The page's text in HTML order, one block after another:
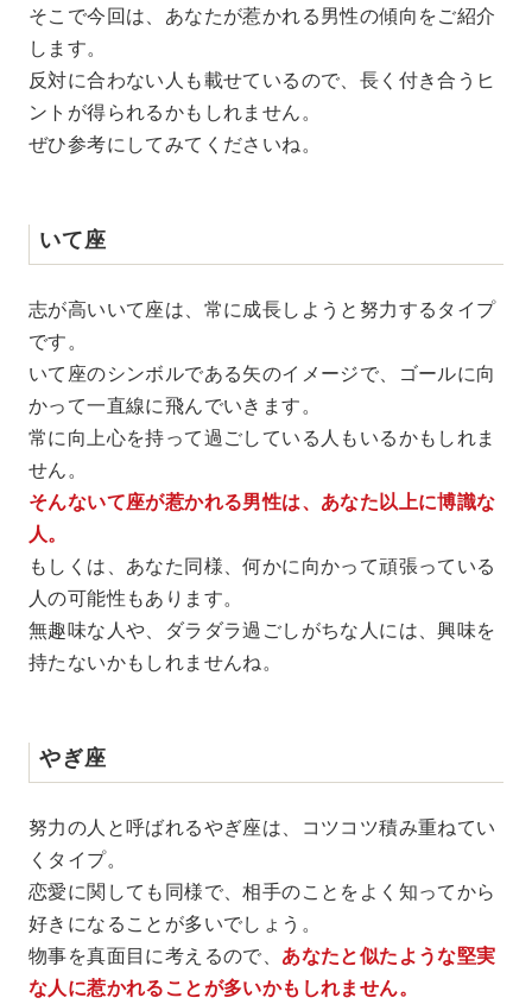
そこで今回は、あなたが惹かれる男性の傾向をご紹介
します。
反対に合わない人も載せているので、長く付き合うヒ
ントが得られるかもしれません。
ぜひ参考にしてみてくださいね。
いて座
志が高いいて座は、常に成長しようと努力するタイプ
です。
いて座のシンボルである矢のイメージで、ゴールに向
かって一直線に飛んでいきます。
常に向上心を持って過ごしている人もいるかもしれま
せん。
そんないて座が惹かれる男性は、あなた以上に博識な
人。
もしくは、あなた同様、何かに向かって頑張っている
人の可能性もあります。
無趣味な人や、ダラダラ過ごしがちな人には、興味を
持たないかもしれませんね。
やぎ座
努力の人と呼ばれるやぎ座は、コツコツ積み重ねてい
くタイプ。
恋愛に関しても同様で、相手のことをよく知ってから
好きになることが多いでしょう。
物事を真面目に考えるので、 あなたと似たような堅実
な人に惹かれることが多いかもしれません。